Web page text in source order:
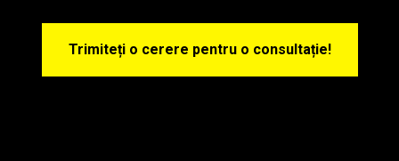
Trimiteți o cerere pentru o consultație!